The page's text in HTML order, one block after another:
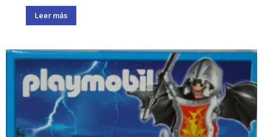
Leer más